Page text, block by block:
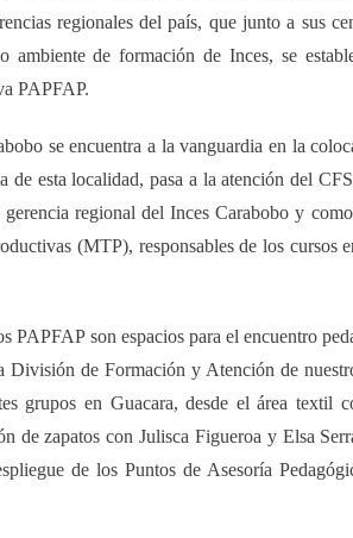
regionales del país, que junto a sus
de formación de Inces, se
PAPFAP.
se encuentra a la vanguardia en la
esta localidad, pasa a la atención del
regional del Inces Carabobo y
(MTP), responsables de los cursos
PAPFAP son espacios para el encuentro
de Formación y Atención de
grupos en Guacara, desde el área textil
de zapatos con Julisca Figueroa y Elsa
de los Puntos de Asesoría